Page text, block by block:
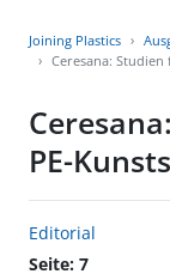
Joining Plastics
Ceresana:
PE-
Editorial
Seite: 7